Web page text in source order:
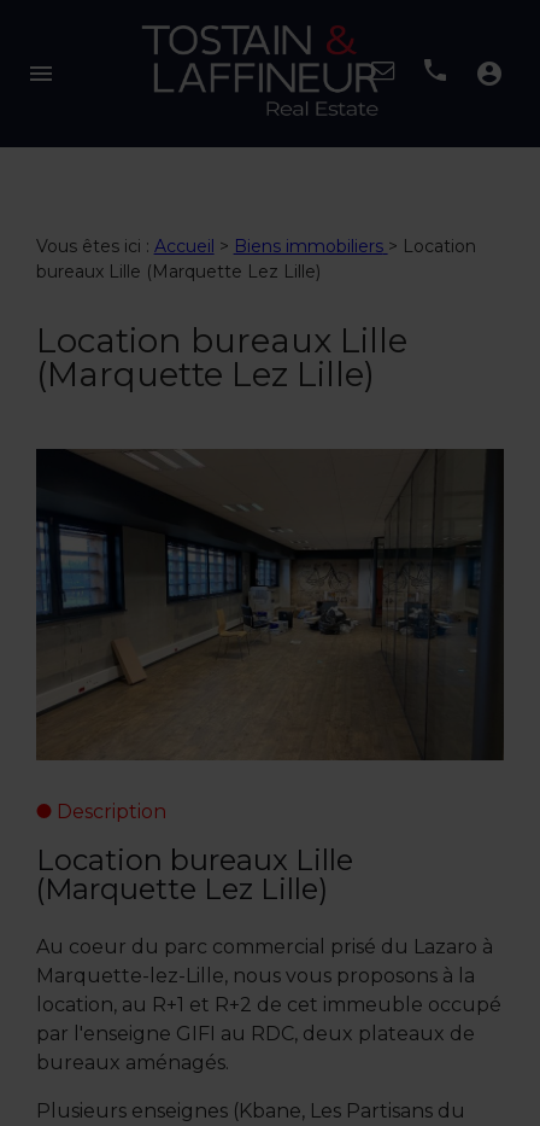
menu account_circle
Vous êtes ici : Accueil > Biens immobiliers > Location
bureaux Lille (Marquette Lez Lille)
Location bureaux Lille
(Marquette Lez Lille)
Description
Location bureaux Lille
(Marquette Lez Lille)
Au coeur du parc commercial prisé du Lazaro à
Marquette-lez-Lille, nous vous proposons à la
location, au R+1 et R+2 de cet immeuble occupé
par l'enseigne GIFI au RDC, deux plateaux de
bureaux aménagés.
Plusieurs enseignes (Kbane, Les Partisans du